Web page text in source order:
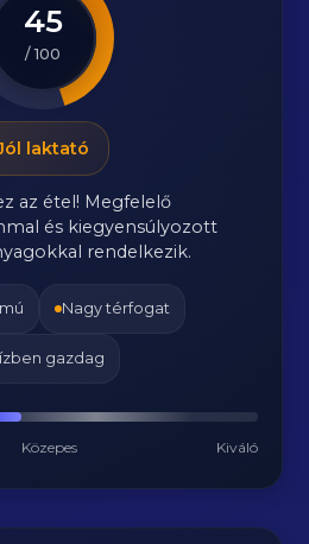
45
/ 100
laktató
az étel! Megfelelő
és kiegyensúlyozott
rendelkezik.
Nagy térfogat
gazdag
Közepes Kiváló